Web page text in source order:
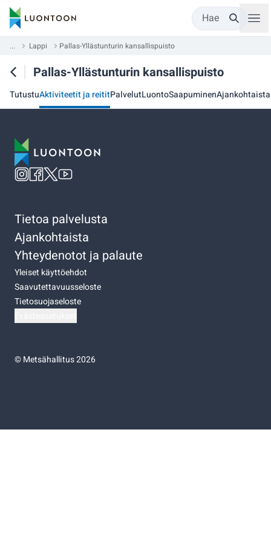
Hae
... Lappi Pallas-Yllästunturin kansallispuisto
Pallas-Yllästunturin kansallispuisto
TutustuAktiviteetit ja reititPalvelutLuontoSaapuminenAjankohtaista
Tietoa palvelusta
Ajankohtaista
Yhteydenotot ja palaute
Yleiset käyttöehdot
Saavutettavuusseloste
Tietosuojaseloste
©Metsähallitus 2026